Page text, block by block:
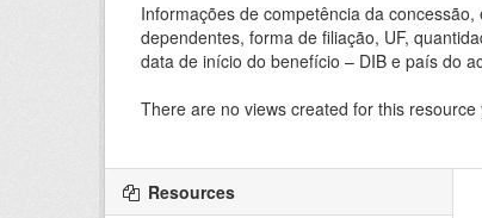
Informações de competência da
dependentes, forma de filiação, UF,
data de início do benefício – DIB e país do
There are no views created for this resource
Resources